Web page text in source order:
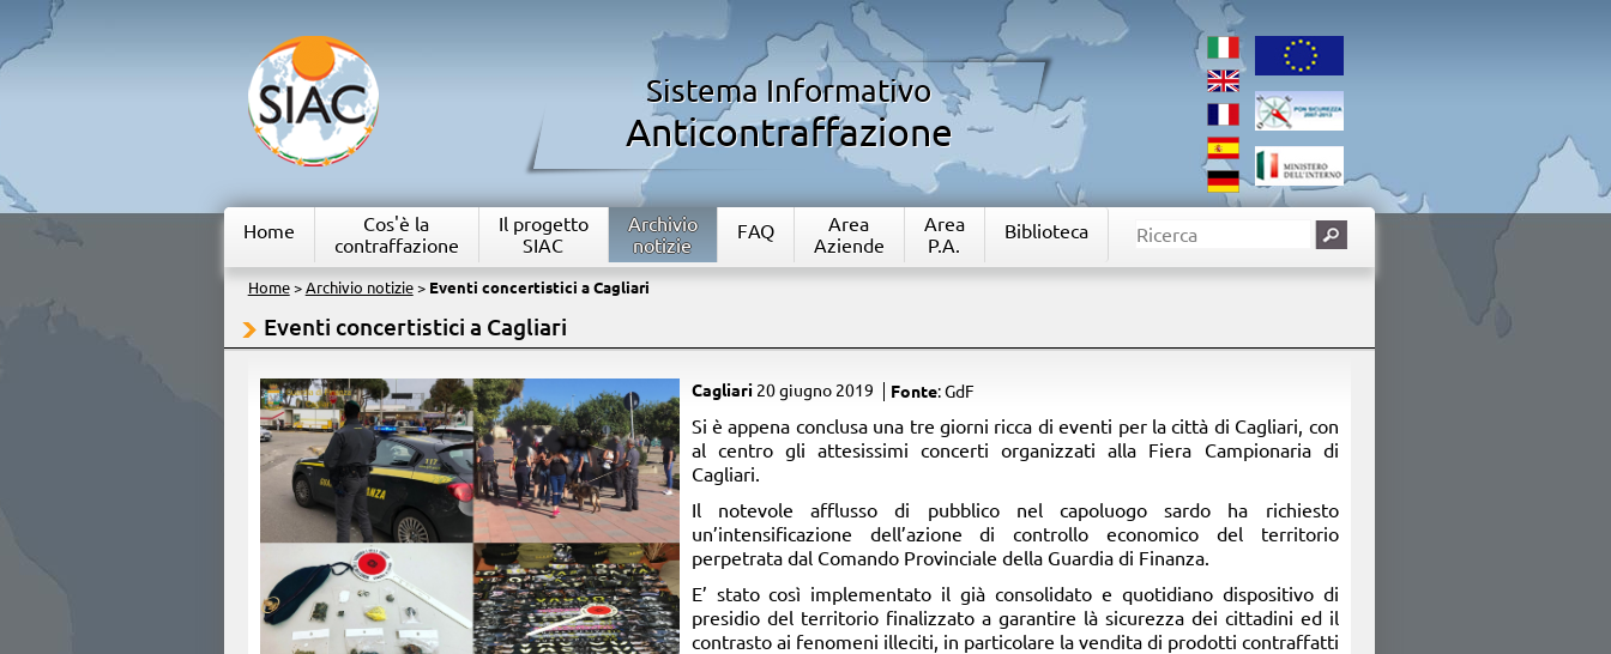
Sistema Informativo
Anticontraffazione
Home
Cos'è la
contraffazione
Il progetto
SIAC
Archivio
notizie
FAQ
Area
Aziende
Area
P.A.
Biblioteca
Home> Archivio notizie> Eventi concertistici a Cagliari
Eventi concertistici a Cagliari
Cagliari 20 giugno 2019 Fonte: GdF
Si è appena conclusa una tre giorni ricca di eventi per la città di Cagliari, con
al centro gli attesissimi concerti organizzati alla Fiera Campionaria di
Cagliari.
Il notevole afflusso di pubblico nel capoluogo sardo ha richiesto
un’intensificazione dell’azione di controllo economico del territorio
perpetrata dal Comando Provinciale della Guardia di Finanza.
E’ stato così implementato il già consolidato e quotidiano dispositivo di
presidio del territorio finalizzato a garantire là sicurezza dei cittadini ed il
contrasto ai fenomeni illeciti, in particolare la vendita di prodotti contraffatti